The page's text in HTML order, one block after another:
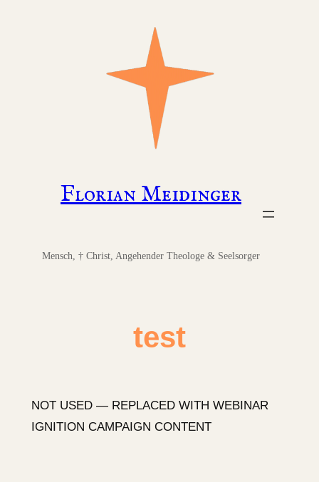
Florian Meidinger
Mensch, † Christ, Angehender Theologe & Seelsorger
test
NOT USED — REPLACED WITH WEBINAR
IGNITION CAMPAIGN CONTENT